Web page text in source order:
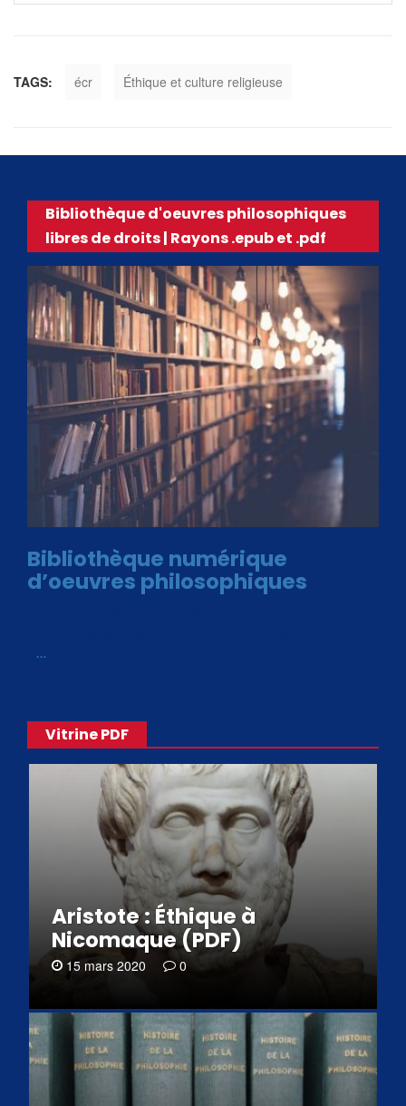
TAGS: écr Éthique et culture religieuse
Bibliothèque d'oeuvres philosophiques
libres de droits | Rayons .epub et .pdf
Bibliothèque numérique
d’oeuvres philosophiques
…
Vitrine PDF
Aristote : Éthique à
Nicomaque (PDF)
15 mars 2020 0